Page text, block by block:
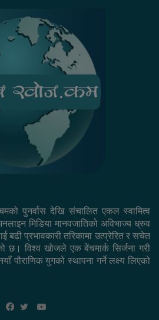
पुनर्वास देखि संचालित एकल स्वामित्व
मिडिया मानवजातिको अविभाज्य ध्रुव
प्रभावकारी तरिकामा उत्प्रेरित र सचेत
छ। विश्व खोजले एक बेंचमार्क सिर्जना गरी
पौराणिक युगको स्थापना गर्ने लक्ष्य लिएको
YouTube